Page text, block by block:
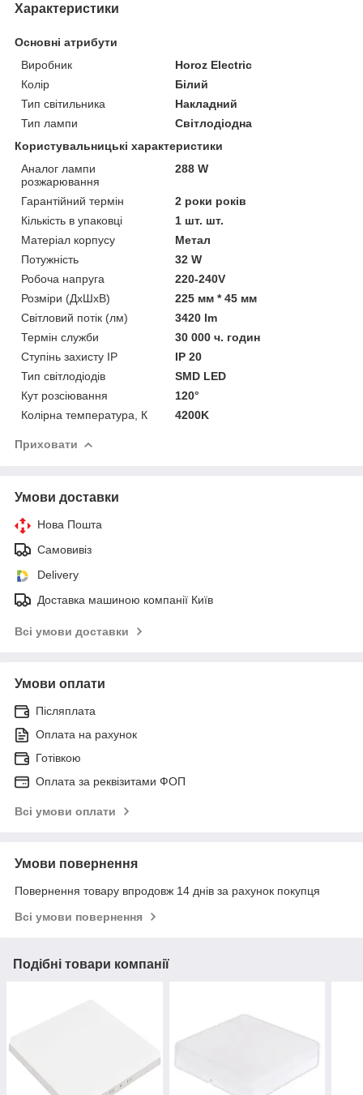
Характеристики
Основні атрибути
Виробник
Horoz Electric
Колір
Білий
Тип світильника
Накладний
Тип лампи
Світлодіодна
Користувальницькі характеристики
Аналог лампи
розжарювання
288 W
Гарантійний термін
2 роки років
Кількість в упаковці
1 шт. шт.
Матеріал корпусу
Метал
Потужність
32 W
Робоча напруга
220-240V
Розміри (ДхШхВ)
225 мм * 45 мм
Світловий потік (лм)
3420 lm
Термін служби
30 000 ч. годин
Ступінь захисту IP
IP 20
Тип світлодіодів
SMD LED
Кут розсіювання
120°
Колірна температура, К
4200K
Приховати
Умови доставки
Нова Пошта
Самовивіз
Delivery
Доставка машиною компанії Київ
Всі умови доставки
Умови оплати
Післяплата
Оплата на рахунок
Готівкою
Оплата за реквізитами ФОП
Всі умови оплати
Умови повернення
Повернення товару впродовж 14 днів за рахунок покупця
Всі умови повернення
Подібні товари компанії